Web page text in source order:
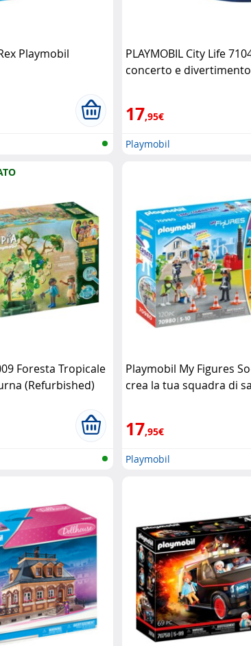
Playmobil
PLAYMOBIL City Life
concerto e
17,95€
Playmobil
Foresta Tropicale
(Refurbished)
Playmobil My Figures
crea la tua squadra di
17,95€
Playmobil